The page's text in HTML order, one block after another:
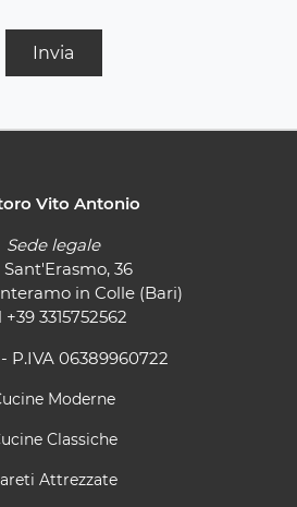
Invia
Vito Antonio
Sede legale
Sant'Erasmo, 36
in Colle (Bari)
+39 3315752562
P.IVA 06389960722
Moderne
Classiche
Attrezzate